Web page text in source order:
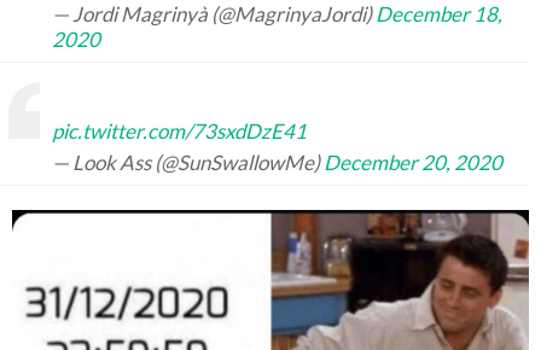
— Jordi Magrinyà (@MagrinyaJordi) December 18,
2020
pic.twitter.com/73sxdDzE41
— Look Ass (@SunSwallowMe) December 20, 2020